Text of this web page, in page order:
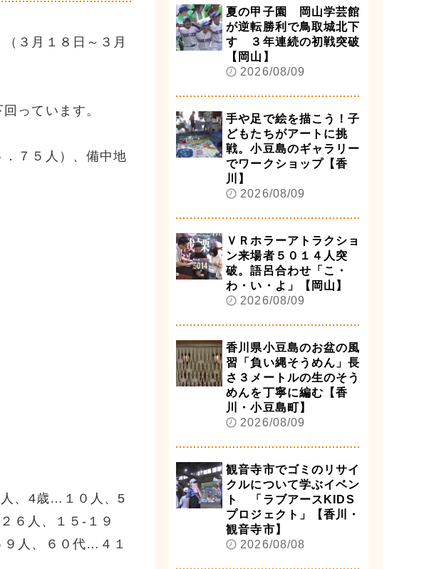
３月１８日～３月
っています。
７５人）、備中地
、4歳…１０人、5
人、１５-１９
人、６０代…４１
夏の甲子園 岡山学芸館
が逆転勝利で鳥取城北下
す ３年連続の初戦突破
【岡山】
2026/08/09
手や足で絵を描こう！子
どもたちがアートに挑
戦。小豆島のギャラリー
でワークショップ【香
川】
2026/08/09
ＶＲホラーアトラクショ
ン来場者５０１４人突
破。語呂合わせ「こ・
わ・い・よ」【岡山】
2026/08/09
香川県小豆島のお盆の風
習「負い縄そうめん」長
さ３メートルの生のそう
めんを丁寧に編む【香
川・小豆島町】
2026/08/09
観音寺市でゴミのリサイ
クルについて学ぶイベン
ト 「ラブアースKIDS
プロジェクト」【香川・
観音寺市】
2026/08/08